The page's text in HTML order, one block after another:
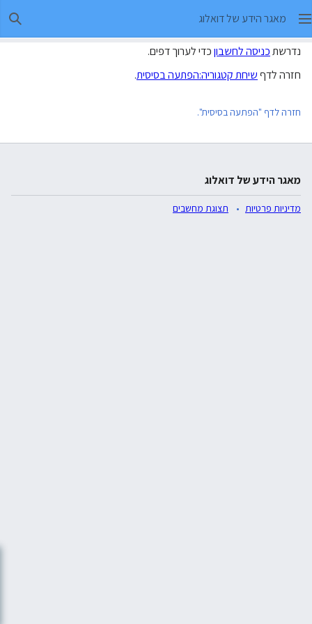
מאגר הידע של דואלוג
נדרשתכניסה לחשבוןכדי לערוך דפים.
חזרה לדףשיחת קטגוריה:הפתעה בסיסית.
חזרה לדף "הפתעה בסיסית".
מאגר הידע של דואלוג
מדיניות פרטיות תצוגת מחשבים